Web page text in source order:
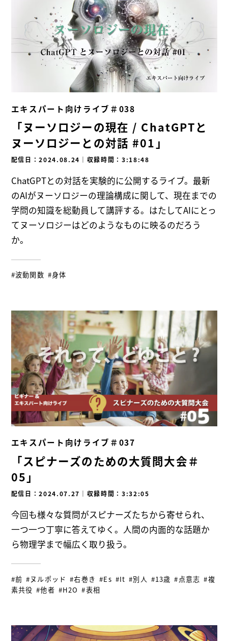
エキスパート向けライブ＃038
「ヌーソロジーの現在 / ChatGPTと
ヌーソロジーとの対話 #01」
配信日：2024.08.24 ｜ 収録時間：3:18:48
ChatGPTとの対話を実験的に公開するライブ。最新
のAIがヌーソロジーの理論構成に関して、現在までの
学問の知識を総動員して講評する。はたしてAIにとっ
てヌーソロジーはどのようなものに映るのだろう
か。
#波動関数 #身体
エキスパート向けライブ＃037
「スピナーズのための大質問大会＃
05」
配信日：2024.07.27 ｜ 収録時間：3:32:05
今回も様々な質問がスピナーズたちから寄せられ、
一つ一つ丁寧に答えてゆく。人間の内面的な話題か
ら物理学まで幅広く取り扱う。
#前 #ヌルポッド #右巻き #Es #It #別人 #13歳 #点意志 #複
素共役 #他者 #H2O #表相